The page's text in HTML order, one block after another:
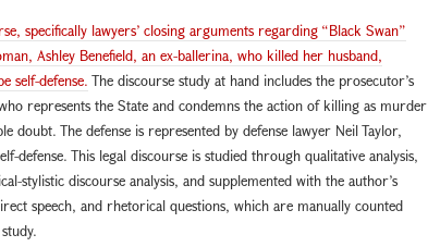
specifically lawyers’ closing arguments regarding “Black Swan”
Ashley Benefield, an ex-ballerina, who killed her husband,
self-defense. The discourse study at hand includes the prosecutor’s
represents the State and condemns the action of killing as murder
doubt. The defense is represented by defense lawyer Neil Taylor,
defense. This legal discourse is studied through qualitative analysis,
stylistic discourse analysis, and supplemented with the author’s
speech, and rhetorical questions, which are manually counted